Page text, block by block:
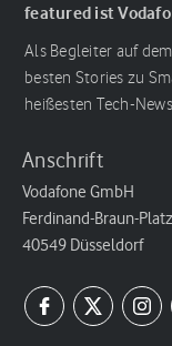
featured ist
Als Begleiter auf
besten Stories zu
heißesten Tech-
Anschrift
Vodafone GmbH
Ferdinand-Braun-
40549 Düsseldorf